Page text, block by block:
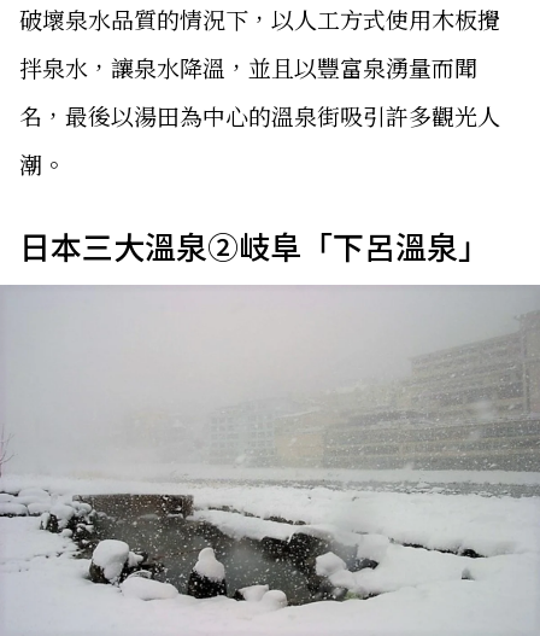
破壞泉水品質的情況下，以人工方式使用木板攪
拌泉水，讓泉水降溫，並且以豐富泉湧量而聞
名，最後以湯田為中心的溫泉街吸引許多觀光人
潮。
日本三大溫泉②岐阜「下呂溫泉」